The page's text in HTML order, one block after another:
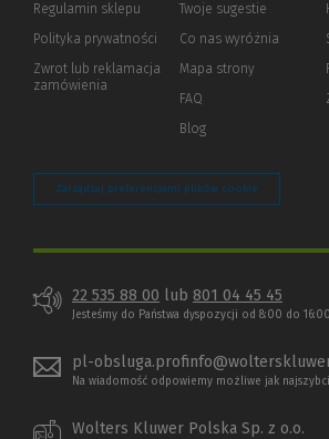
Regulamin sklepu
Polityka prywatności (Nowe
(Link
innej
Zwrot lub reklamacja
zamówienia
innej
strony)
Twoje sugestie
Co nas wyróżnia
Mapa strony
FAQ
Blog
Zarządzaj preferencjami plików cookie
22 535 88 00 lub 801 04 45 45
Jesteśmy do Państwa dyspozycji od 8:00 do 16:00
pl-
Na wiadomość odpowiemy możliwe jak
Wolters Kluwer Polska Sp. z o.o.